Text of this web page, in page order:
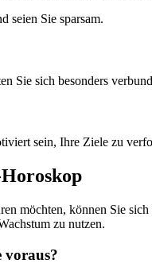
seien Sie sparsam.
Sie sich besonders
sein, Ihre Ziele zu
möchten, können Sie
zu nutzen.
voraus?